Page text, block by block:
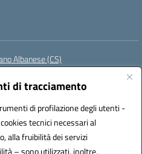
di tracciamento
di profilazione degli utenti -
tecnici necessari al
alla fruibilità dei servizi
– sono utilizzati, inoltre,
Albanese (CS)
csic878003@pec.istruzione.it
(IPA): istsc_csic878003